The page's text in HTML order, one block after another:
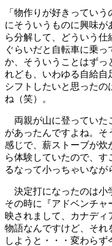
「物作りが好きってい
にそういうものに興味が
ら分解して、どういう
ぐらいだと自転車に乗
か、そういうことはずっ
れども、いわゆる自給自
シフトしたいと思った
ね（笑）。
両親が山に登っていた
があったんですよね。そ
感じで、薪ストーブが炊
ら体験していたので、
るなって小っちゃいなが
決定打になったのは小
その時に『アドベンチ
映されまして、カナデ
物語なんですけど、それ
しようと・・・変わらず